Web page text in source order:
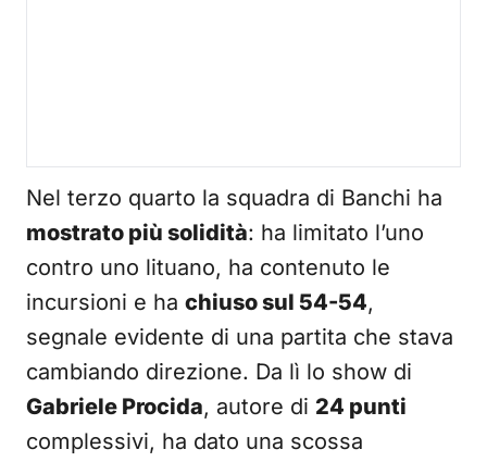
Nel terzo quarto la squadra di Banchi ha
mostrato più solidità: ha limitato l’uno
contro uno lituano, ha contenuto le
incursioni e ha chiuso sul 54-54,
segnale evidente di una partita che stava
cambiando direzione. Da lì lo show di
Gabriele Procida, autore di 24 punti
complessivi, ha dato una scossa